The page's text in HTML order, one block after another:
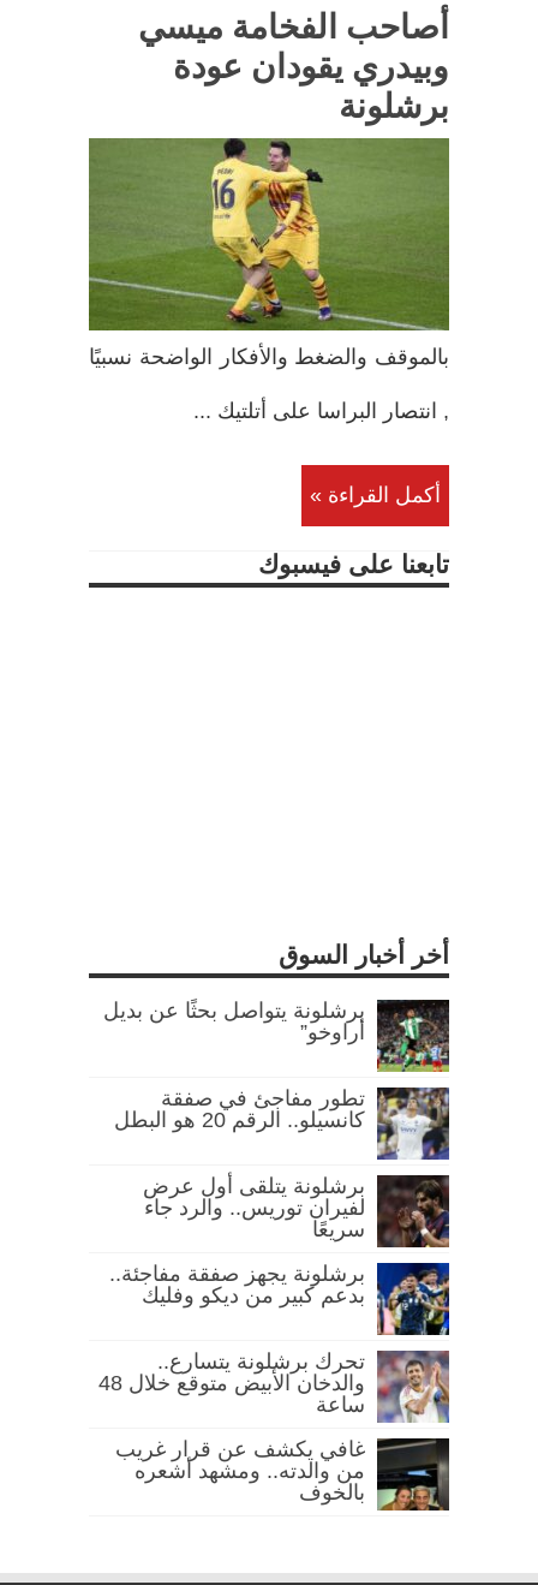
أصاحب الفخامة ميسي
وبيدري يقودان عودة
برشلونة
بالموقف والضغط والأفكار الواضحة نسبيًا
, انتصار البراسا على أتلتيك ...
أكمل القراءة »
تابعنا على فيسبوك
أخر أخبار السوق
برشلونة يتواصل بحثًا عن بديل
أراوخو”
تطور مفاجئ في صفقة
كانسيلو.. الرقم 20 هو البطل
برشلونة يتلقى أول عرض
لفيران توريس.. والرد جاء
سريعًا
برشلونة يجهز صفقة مفاجئة..
بدعم كبير من ديكو وفليك
تحرك برشلونة يتسارع..
والدخان الأبيض متوقع خلال 48
ساعة
غافي يكشف عن قرار غريب
من والدته.. ومشهد أشعره
بالخوف